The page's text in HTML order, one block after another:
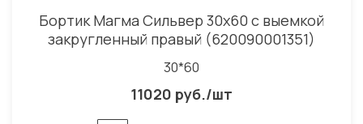
Бортик Магма Сильвер 30x60 с выемкой
закругленный правый (620090001351)
30*60
11020 руб./шт